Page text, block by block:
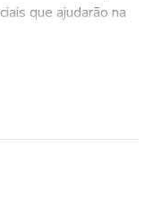
que ajudarão na
mais segurança
mais sobre o